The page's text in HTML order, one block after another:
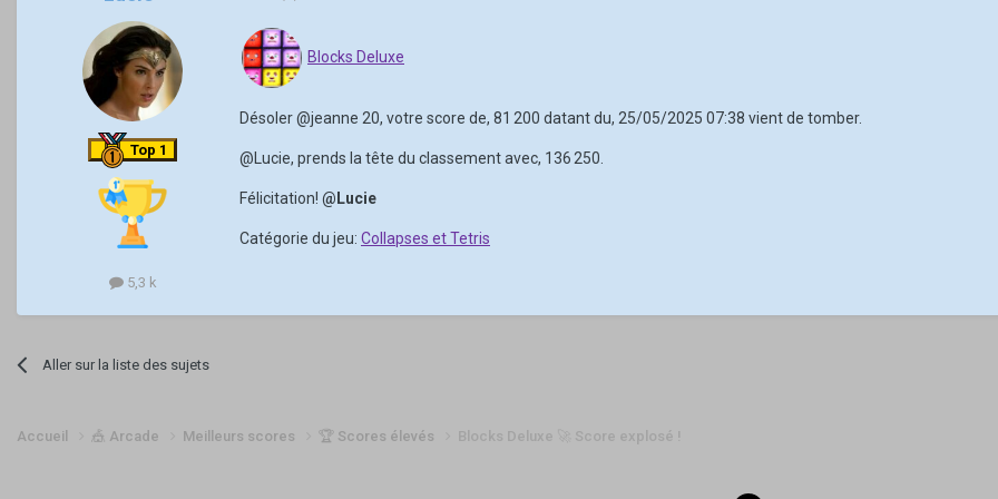
Top 1
5,3 k
Blocks Deluxe
Désoler@jeanne 20, votre score de, 81 200 datant du, 25/05/2025 07:38 vient de tomber.
@Lucie, prends la tête du classement avec, 136 250.
Félicitation! @Lucie
Catégorie du jeu: Collapses et Tetris
Aller sur la liste des sujets
Accueil 🎪 Arcade Meilleurs scores 🏆 Scores élevés Blocks Deluxe 🚀 Score explosé !